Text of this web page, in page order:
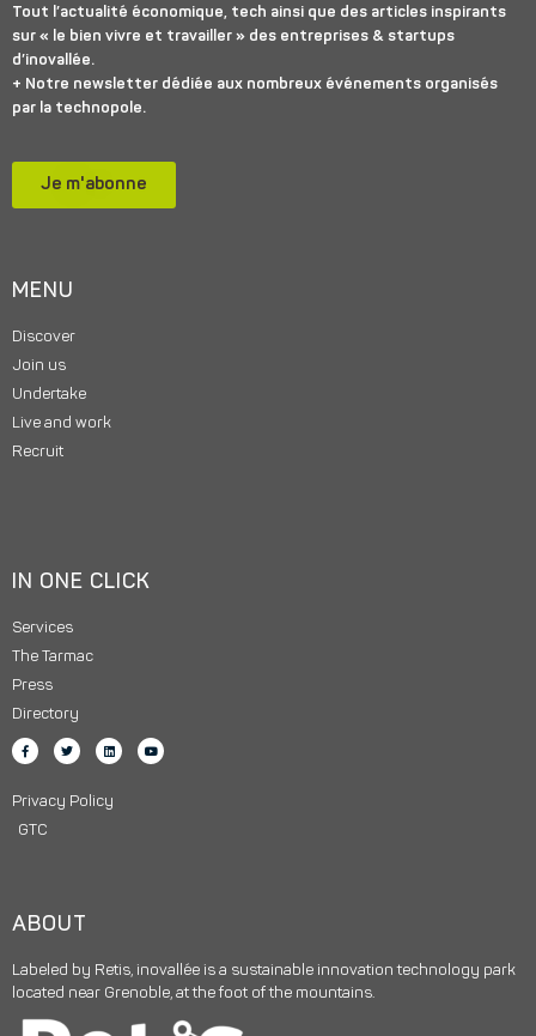
Tout l’actualité économique, tech ainsi que des articles inspirants
sur « le bien vivre et travailler » des entreprises & startups
d’inovallée.
+ Notre newsletter dédiée aux nombreux événements organisés
par la technopole.
Je m'abonne
MENU
Discover
Join us
Undertake
Live and work
Recruit
IN ONE CLICK
Services
The Tarmac
Press
Directory
Privacy Policy
GTC
ABOUT
Labeled by Retis, inovallée is a sustainable innovation technology park
located near Grenoble, at the foot of the mountains.